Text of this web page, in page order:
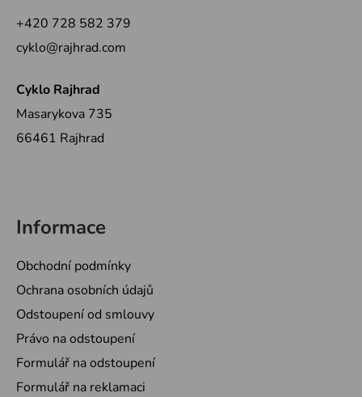
+420 728 582 379
cyklo@rajhrad.com
Cyklo Rajhrad
Masarykova 735
66461 Rajhrad
Informace
Obchodní podmínky
Ochrana osobních údajů
Odstoupení od smlouvy
Právo na odstoupení
Formulář na odstoupení
Formulář na reklamaci